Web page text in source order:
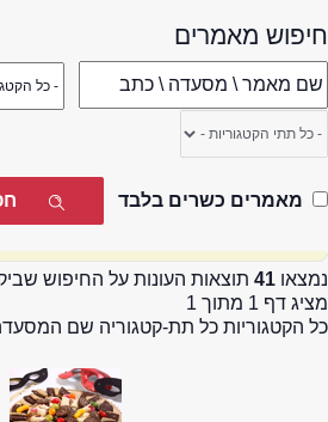
חיפוש מאמרים
מאמרים כשרים בלבד
נמצאו 41 תוצאות העונות על החיפוש
מציג דף 1 מתוך 1
כל הקטגוריות כל תת-קטגוריה שם